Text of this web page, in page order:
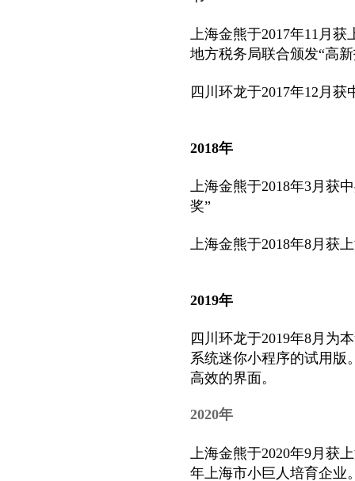
上海金熊于2017年11月
地方税务局联合颁发“高
四川环龙于2017年12月
2018年
上海金熊于2018年3月获
奖”
上海金熊于2018年8月获
2019年
四川环龙于2019年8月为
系统迷你小程序的试用版
高效的界面。
2020年
上海金熊于2020年9月获
年上海市小巨人培育企业